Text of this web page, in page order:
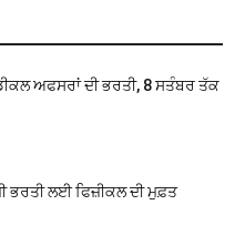
ਅਫਸਰਾਂ ਦੀ ਭਰਤੀ, 8 ਸਤੰਬਰ ਤੱਕ
ਭਰਤੀ ਲਈ ਫਿਜ਼ੀਕਲ ਦੀ ਮੁਫ਼ਤ